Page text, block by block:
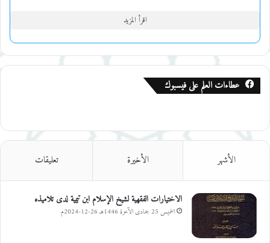
اقرأ المزيد
عطاءات العلم على فيسبوك
الأشهر الأخيرة تعليقات
الاختيارات الفقهية لشيخ الإسلام ابن تيمية لدى تلاميذه
الخميس 25 جمادى الآخرة 1446هـ 26-12-2024م